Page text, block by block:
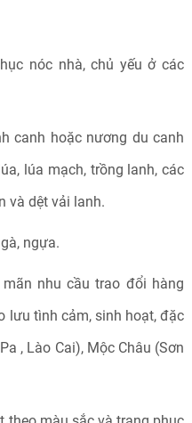
nóc nhà, chủ yếu ở các
canh hoặc nương du canh
lúa mạch, trồng lanh, các
và dệt vải lanh.
ngựa.
nhu cầu trao đổi hàng
lưu tình cảm, sinh hoạt, đặc
, Lào Cai), Mộc Châu (Sơn